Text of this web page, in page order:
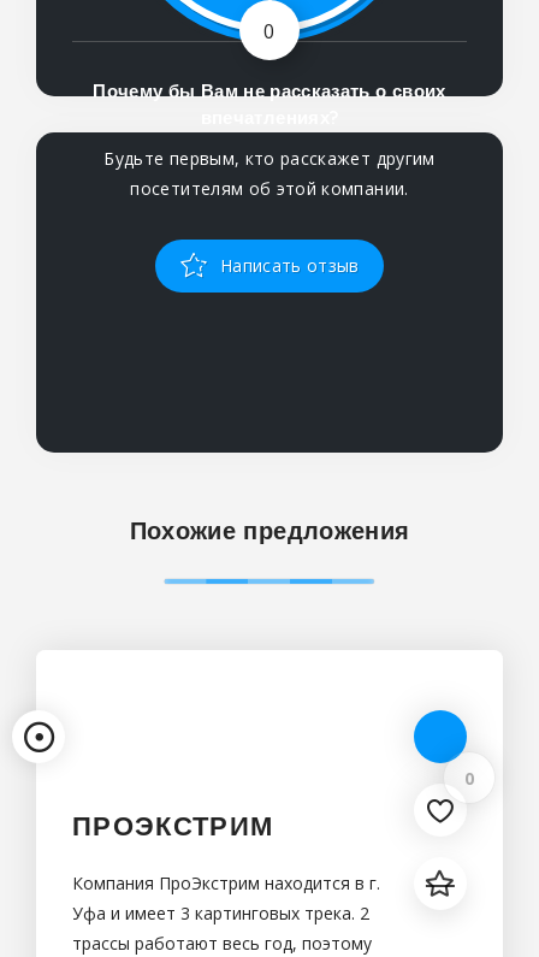
0
Почему бы Вам не рассказать о своих
Будьте первым, кто расскажет другим
посетителям об этой компании.
Написать отзыв
Похожие предложения
0
ПРОЭКСТРИМ
Компания ПроЭкстрим находится в г.
Уфа и имеет 3 картинговых трека. 2
трассы работают весь год, поэтому